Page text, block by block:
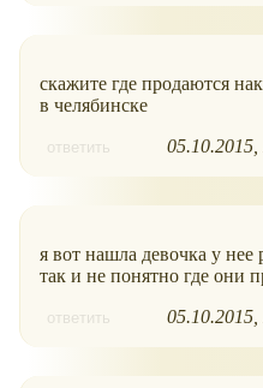
скажите где продаются
в челябинске
ответить 05.10.2015
я вот нашла девочка у нее
так и не понятно где они
ответить 05.10.2015